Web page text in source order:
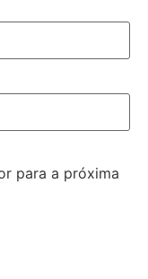
para a próxima